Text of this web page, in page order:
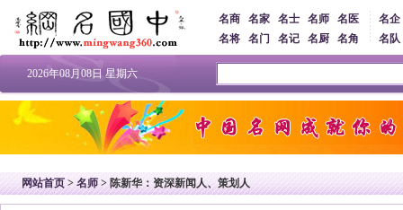
名商 名家 名士 名师
名医
名将
名门 名记 名厨 名角
名企
名队
2026年08月08日 星期六
网站首页 > 名师 > 陈新华：资深新闻人、策划人